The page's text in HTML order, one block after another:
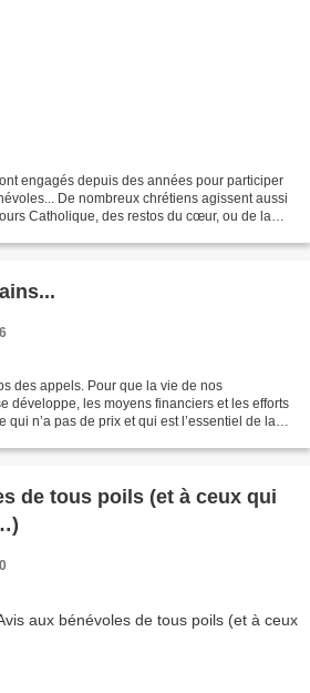
engagés depuis des années pour participer
De nombreux chrétiens agissent aussi
Catholique, des restos du cœur, ou de la
des appels. Pour que la vie de nos
développe, les moyens financiers et les efforts
qui n’a pas de prix et qui est l’essentiel de la
de tous poils (et à ceux qui